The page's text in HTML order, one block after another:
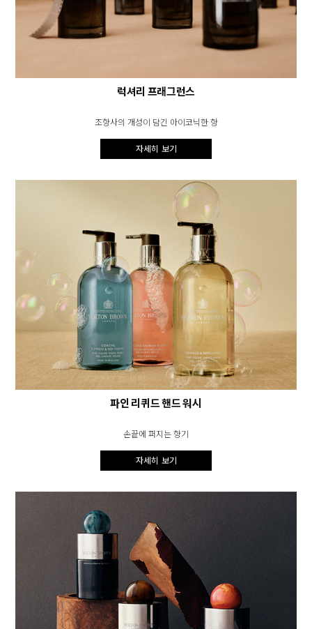
럭셔리 프래그런스
조향사의 개성이 담긴 아이코닉한 향
자세히 보기
파인 리퀴드 핸드 워시
손끝에 퍼지는 향기
자세히 보기